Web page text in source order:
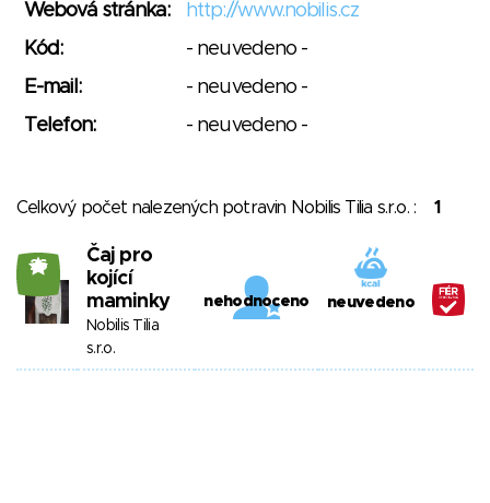
Webová stránka:
http://www.nobilis.cz
Kód:
- neuvedeno -
E-mail:
- neuvedeno -
Telefon:
- neuvedeno -
Celkový počet nalezených potravin Nobilis Tilia s.r.o. :1
26
Čaj pro
kojící
maminky
Nobilis Tilia
s.r.o.
nehodnoceno neuvedeno